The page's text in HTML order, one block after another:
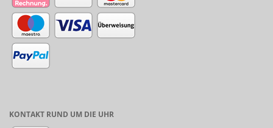
KONTAKT RUND UM DIE UHR